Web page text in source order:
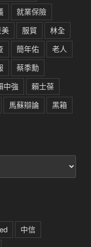
就業保險
服貿
林全
簡年佑
老人
蔡季勳
中強
賴士葆
馬蘇辯論 黑箱
中信